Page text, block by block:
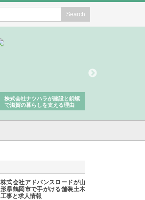
株式会社ナツハラが建設と鋲螺
で滋賀の暮らしを支える理由
株式会社アドバンスロードが山
形県鶴岡市で手がける舗装土木
工事と求人情報